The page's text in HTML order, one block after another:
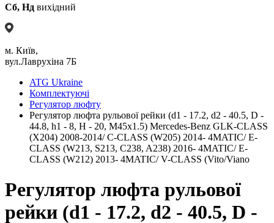
Сб, Нд вихідний
м. Київ,
вул.Лаврухіна 7Б
ATG Ukraine
Комплектуючі
Регулятор люфту
Регулятор люфта рульової рейки (d1 - 17.2, d2 - 40.5, D -
44.8, h1 - 8, H - 20, M45x1.5) Mercedes-Benz GLK-CLASS
(X204) 2008-2014/ С-CLASS (W205) 2014- 4MATIC/ E-
CLASS (W213, S213, C238, A238) 2016- 4MATIC/ E-
CLASS (W212) 2013- 4MATIC/ V-CLASS (Vito/Viano
Регулятор люфта рульової
рейки (d1 - 17.2, d2 - 40.5, D -